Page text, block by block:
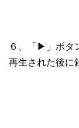
６、「▶︎」ボタ
再生された後に